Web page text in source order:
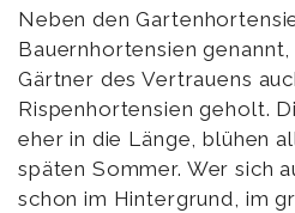
Neben den
Bauernhortensien
Gärtner des Vertrauens
Rispenhortensien geholt.
eher in die Länge, blühen
späten Sommer. Wer sich
schon im Hintergrund, im